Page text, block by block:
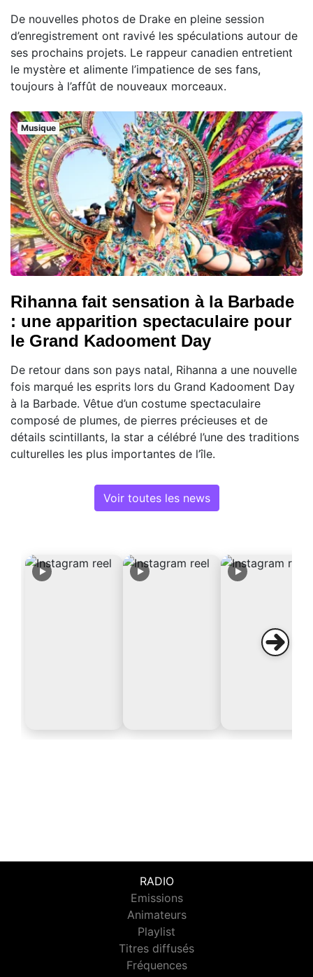
De nouvelles photos de Drake en pleine session
d’enregistrement ont ravivé les spéculations autour de
ses prochains projets. Le rappeur canadien entretient
le mystère et alimente l’impatience de ses fans,
toujours à l’affût de nouveaux morceaux.
Musique
Rihanna fait sensation à la Barbade
: une apparition spectaculaire pour
le Grand Kadooment Day
De retour dans son pays natal, Rihanna a une nouvelle
fois marqué les esprits lors du Grand Kadooment Day
à la Barbade. Vêtue d’un costume spectaculaire
composé de plumes, de pierres précieuses et de
détails scintillants, la star a célébré l’une des traditions
culturelles les plus importantes de l’île.
Voir toutes les news
RADIO
Emissions
Animateurs
Playlist
Titres diffusés
Fréquences